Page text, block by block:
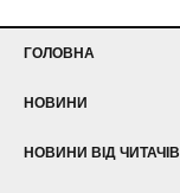
ГОЛОВНА
НОВИНИ
НОВИНИ ВІД ЧИТАЧІВ